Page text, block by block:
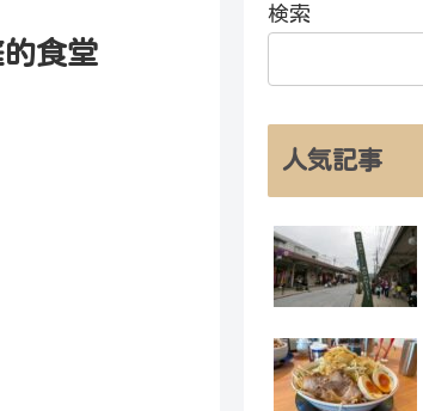
食堂
検索
人気記事